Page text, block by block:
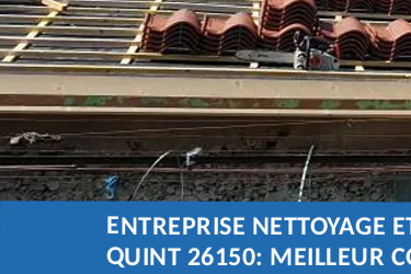
ENTREPRISE NETTOYAGE
QUINT 26150: MEILLEUR